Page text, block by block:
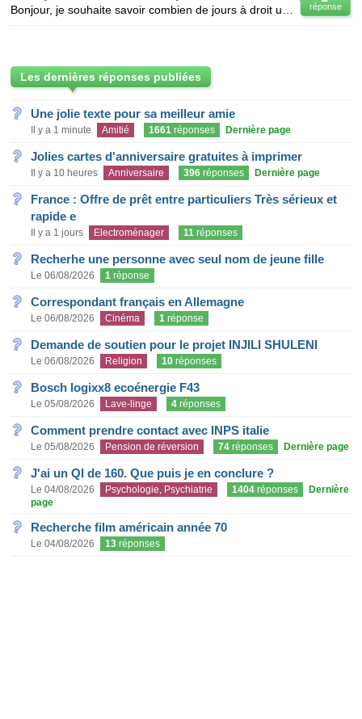
réponse
Les dernières réponses publiées
Une jolie texte pour sa meilleur amie
Il y a 1 minute Amitié 1661 réponses Dernière page
Jolies cartes d'anniversaire gratuites à imprimer
Il y a 10 heures Anniversaire 396 réponses Dernière page
France : Offre de prêt entre particuliers Très sérieux et
rapide e
Il y a 1 jours Electroménager 11 réponses
Recherhe une personne avec seul nom de jeune fille
Le 06/08/2026 1 réponse
Correspondant français en Allemagne
Le 06/08/2026 Cinéma 1 réponse
Demande de soutien pour le projet INJILI SHULENI
Le 06/08/2026 Religion 10 réponses
Bosch logixx8 ecoénergie F43
Le 05/08/2026 Lave-linge 4 réponses
Comment prendre contact avec INPS italie
Le 05/08/2026 Pension de réversion 74 réponses Dernière page
J'ai un QI de 160. Que puis je en conclure ?
Le 04/08/2026 Psychologie, Psychiatrie 1404 réponses
Dernière
page
Recherche film américain année 70
Le 04/08/2026 13 réponses